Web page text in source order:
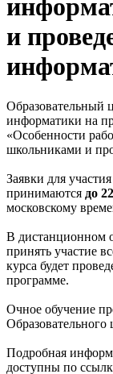
и
Образовательный
информатики на
«Особенности
школьниками и
Заявки для
принимаются до
московскому
В дистанционном
принять участие
курса будет
программе.
Очное обучение
Образовательного
Подробная
доступны по